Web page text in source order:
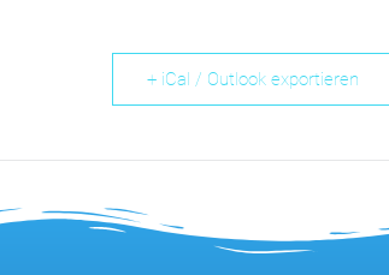
+ iCal / Outlook exportieren